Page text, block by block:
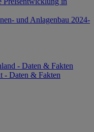
und Anlagenbau 2024-
- Daten & Fakten
- Daten & Fakten